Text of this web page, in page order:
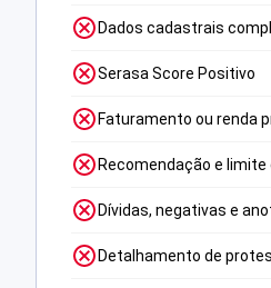
Dados cadastrais
Serasa Score Positivo
Faturamento ou renda
Recomendação e limite
Dívidas, negativas e
Detalhamento de